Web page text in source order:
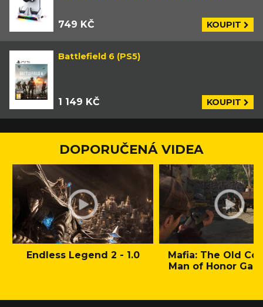
749 KČ KOUPIT
Battlefield 6 (PS5)
1 149 KČ KOUPIT
DOPORUČENÁ VIDEA
Endless Legend 2 - 1.0
Mafia: The Old
Man of Honor